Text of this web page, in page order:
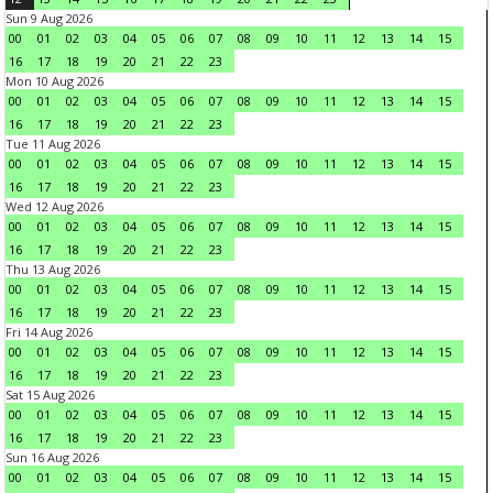
Sun 9 Aug 2026
00
01 02 03 04 05 06 07 08 09 10 11 12 13 14
15
16
17 18 19 20 21 22
23
Mon 10 Aug 2026
00
01 02 03 04 05 06 07 08 09 10 11 12 13 14
15
16
17 18 19 20 21 22
23
Tue 11 Aug 2026
00
01 02 03 04 05 06 07 08 09 10 11 12 13 14
15
16
17 18 19 20 21 22
23
Wed 12 Aug 2026
00
01 02 03 04 05 06 07 08 09 10 11 12 13 14
15
16
17 18 19 20 21 22
23
Thu 13 Aug 2026
00
01 02 03 04 05 06 07 08 09 10 11 12 13 14
15
16
17 18 19 20 21 22
23
Fri 14 Aug 2026
00
01 02 03 04 05 06 07 08 09 10 11 12 13 14
15
16
17 18 19 20 21 22
23
Sat 15 Aug 2026
00
01 02 03 04 05 06 07 08 09 10 11 12 13 14
15
16
17 18 19 20 21 22
23
Sun 16 Aug 2026
00
01 02 03 04 05 06 07 08 09 10 11 12 13 14
15